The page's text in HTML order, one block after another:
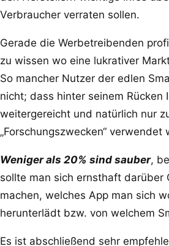
Verbraucher verraten sollen.
Gerade die Werbetreibenden
zu wissen wo eine lukrativer
So mancher Nutzer der edlen
nicht; dass hinter seinem Rücken
weitergereicht und natürlich nur
„Forschungszwecken“ verwendet
Weniger als 20% sind sauber,
sollte man sich ernsthaft darüber
machen, welches App man sich
herunterlädt bzw. von welchem
Es ist abschließend sehr